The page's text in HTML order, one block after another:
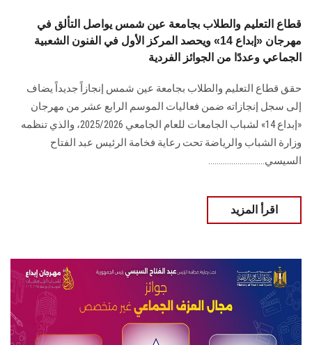
الموظفون
سجل الان
قطاع التعليم والطلاب بجامعة عين شمس يواصل التألق في
مهرجان «إبداع 14» ويحصد المركز الأول في الفنون الشعبية
الجماعي وعددًا من الجوائز الفردية
حقق قطاع التعليم والطلاب بجامعة عين شمس إنجازاً جديداً يضاف
إلى سجل إنجازاته ضمن فعاليات الموسم الرابع عشر من مهرجان
«إبداع 14» لشباب الجامعات للعام الجامعي 2025/2026، والذي تنظمه
وزارة الشباب والرياضة تحت رعاية فخامة الرئيس عبد الفتاح
السيسي...........................
اقرأ المزيد